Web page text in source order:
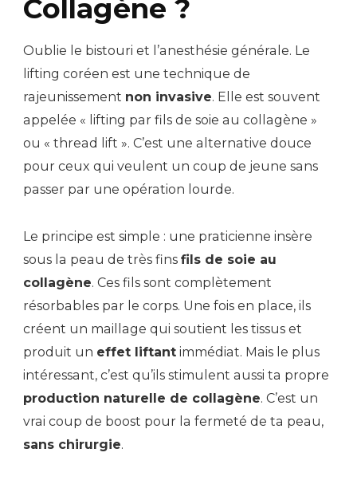
Collagène ?
Oublie le bistouri et l’anesthésie générale. Le
lifting coréen est une technique de
rajeunissement non invasive. Elle est souvent
appelée « lifting par fils de soie au collagène »
ou « thread lift ». C’est une alternative douce
pour ceux qui veulent un coup de jeune sans
passer par une opération lourde.
Le principe est simple : une praticienne insère
sous la peau de très fins fils de soie au
collagène. Ces fils sont complètement
résorbables par le corps. Une fois en place, ils
créent un maillage qui soutient les tissus et
produit un effet liftant immédiat. Mais le plus
intéressant, c’est qu’ils stimulent aussi ta propre
production naturelle de collagène. C’est un
vrai coup de boost pour la fermeté de ta peau,
sans chirurgie.